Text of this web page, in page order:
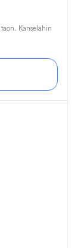
Kanselahin